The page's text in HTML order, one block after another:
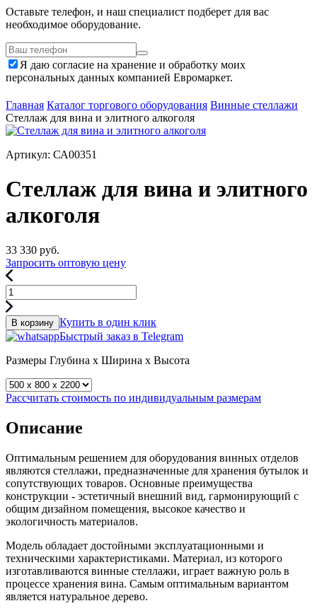
Оставьте телефон, и наш специалист подберет для вас
необходимое оборудование.
Я даю согласие на хранение и обработку моих
персональных данных компанией Евромаркет.
Главная Каталог торгового оборудования Винные стеллажи
Стеллаж для вина и элитного алкоголя
Артикул: СА00351
Стеллаж для вина и элитного
алкоголя
33 330 руб.
Запросить оптовую цену
В корзину Купить в один клик
Быстрый заказ в Telegram
Размеры Глубина x Ширина x Высота
Рассчитать стоимость по индивидуальным размерам
Описание
Оптимальным решением для оборудования винных отделов
являются стеллажи, предназначенные для хранения бутылок и
сопутствующих товаров. Основные преимущества
конструкции - эстетичный внешний вид, гармонирующий с
общим дизайном помещения, высокое качество и
экологичность материалов.
Модель обладает достойными эксплуатационными и
техническими характеристиками. Материал, из которого
изготавливаются винные стеллажи, играет важную роль в
процессе хранения вина. Самым оптимальным вариантом
является натуральное дерево.